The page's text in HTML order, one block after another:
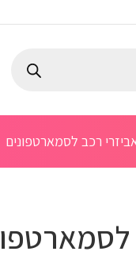
רכב לסמארטפונים